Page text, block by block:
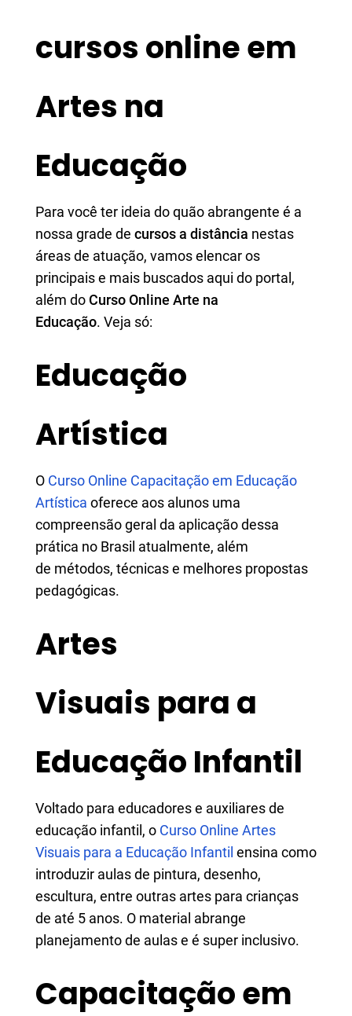
cursos online em
Artes na
Educação
Para você ter ideia do quão abrangente é a
nossa grade de cursos a distância nestas
áreas de atuação, vamos elencar os
principais e mais buscados aqui do portal,
além doCurso Online Arte na
Educação. Veja só:
Educação
Artística
​​​​​​​O Curso Online Capacitação em Educação
Artística oferece aos alunos uma
compreensão geral da aplicação dessa
prática no Brasil atualmente, além
de métodos, técnicas e melhores propostas
pedagógicas.
Artes
Visuais para a
Educação Infantil​​​​​​​
Voltado para educadores e auxiliares de
educação infantil, o Curso Online Artes
Visuais para a Educação Infantil ensina como
introduzir aulas de pintura, desenho,
escultura, entre outras artes para crianças
de até 5 anos. O material abrange
planejamento de aulas e é super inclusivo.
Capacitação em